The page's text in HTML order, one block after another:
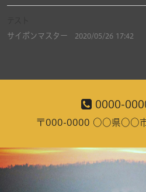
サイポンマスター
2020/05/26 17:42
0000-
〒000-0000 ○○県○○